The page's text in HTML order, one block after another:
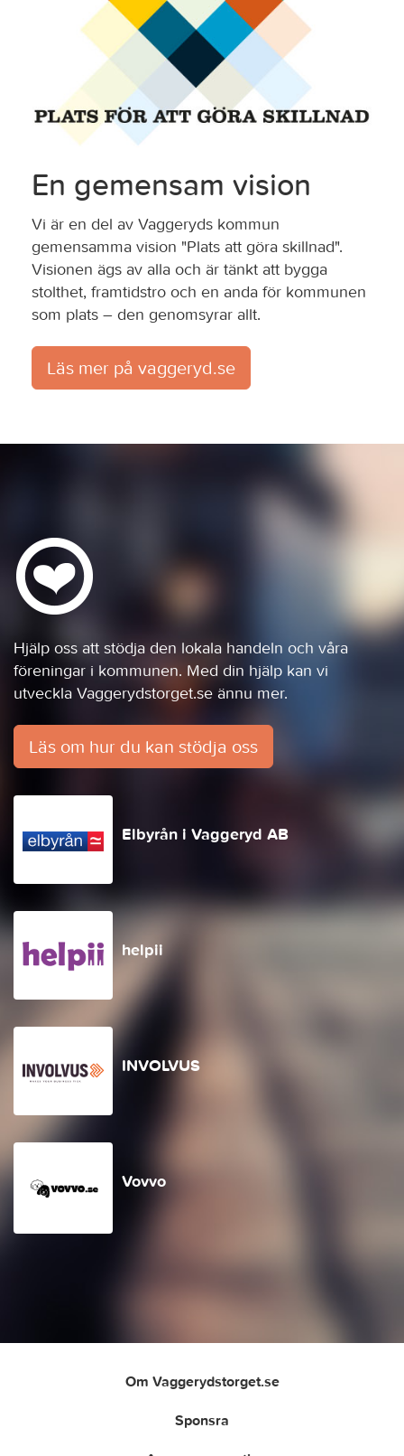
En gemensam vision
Vi är en del av Vaggeryds kommun
gemensamma vision "Plats att göra skillnad".
Visionen ägs av alla och är tänkt att bygga
stolthet, framtidstro och en anda för kommunen
som plats – den genomsyrar allt.
Läs mer på vaggeryd.se
Hjälp oss att stödja den lokala handeln och våra
föreningar i kommunen. Med din hjälp kan vi
utveckla Vaggerydstorget.se ännu mer.
Läs om hur du kan stödja oss
Elbyrån i Vaggeryd AB
helpii
INVOLVUS
Vovvo
Om Vaggerydstorget.se
Sponsra